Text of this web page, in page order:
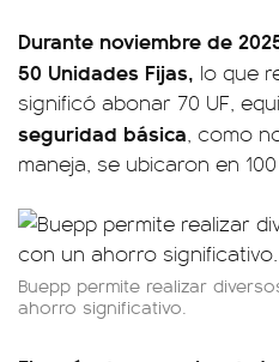
Durante noviembre de
50 Unidades Fijas, lo que
significó abonar 70 UF,
seguridad básica, como
maneja, se ubicaron en
Buepp permite realizar
ahorro significativo.